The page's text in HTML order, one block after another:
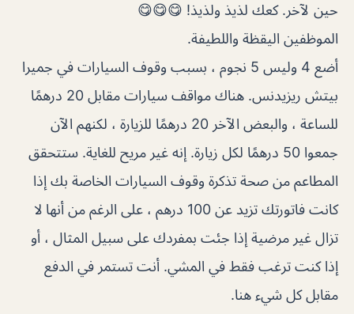
حين لآخر. كعك لذيذ ولذيذ! 😋😋😋
الموظفين اليقظة واللطيفة.
أضع 4 وليس 5 نجوم ، بسبب وقوف السيارات في جميرا
بيتش ريزيدنس. هناك مواقف سيارات مقابل 20 درهمًا
للساعة ، والبعض الآخر 20 درهمًا للزيارة ، لكنهم الآن
جمعوا 50 درهمًا لكل زيارة. إنه غير مريح للغاية. ستتحقق
المطاعم من صحة تذكرة وقوف السيارات الخاصة بك إذا
كانت فاتورتك تزيد عن 100 درهم ، على الرغم من أنها لا
تزال غير مرضية إذا جئت بمفردك على سبيل المثال ، أو
إذا كنت ترغب فقط في المشي. أنت تستمر في الدفع
مقابل كل شيء هنا.